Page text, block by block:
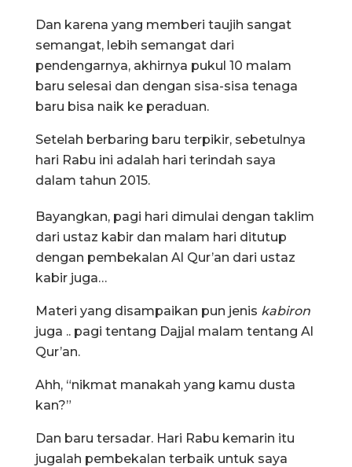
Dan karena yang memberi taujih sangat
semangat, lebih semangat dari
pendengarnya, akhirnya pukul 10 malam
baru selesai dan dengan sisa-sisa tenaga
baru bisa naik ke peraduan.
Setelah berbaring baru terpikir, sebetulnya
hari Rabu ini adalah hari terindah saya
dalam tahun 2015.
Bayangkan, pagi hari dimulai dengan taklim
dari ustaz kabir dan malam hari ditutup
dengan pembekalan Al Qur’an dari ustaz
kabir juga…
Materi yang disampaikan pun jenis kabiron
juga .. pagi tentang Dajjal malam tentang Al
Qur’an.
Ahh, “nikmat manakah yang kamu dusta
kan?”
Dan baru tersadar. Hari Rabu kemarin itu
jugalah pembekalan terbaik untuk saya